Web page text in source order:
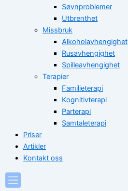
Søvnproblemer
Utbrenthet
Missbruk
Alkoholavhengighet
Rusavhengighet
Spilleavhengighet
Terapier
Familieterapi
Kognitivterapi
Parterapi
Samtaleterapi
Priser
Artikler
Kontakt oss